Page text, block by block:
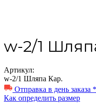
w-2/1
Артикул:
w-2/1 Шляпа Кар.
Отправка в день заказа *
Как определить размер